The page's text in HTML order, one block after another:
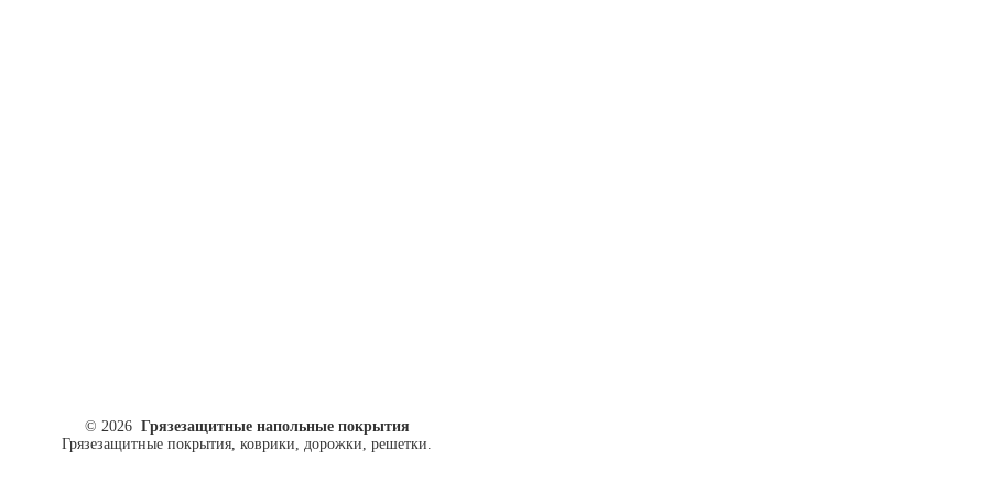
© 2026 Грязезащитные напольные покрытия
Грязезащитные покрытия, коврики, дорожки, решетки.